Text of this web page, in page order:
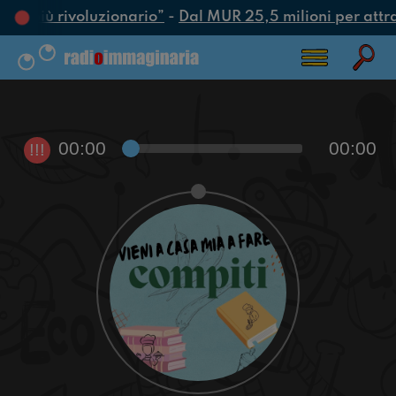
più rivoluzionario”- Dal MUR 25,5 milioni per
!!! 00:00 00:00